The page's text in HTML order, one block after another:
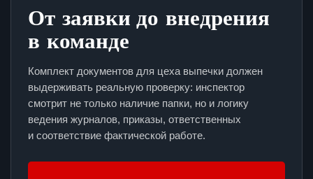
От заявки до внедрения
в команде
Комплект документов для цеха выпечки должен
выдерживать реальную проверку: инспектор
смотрит не только наличие папки, но и логику
ведения журналов, приказы, ответственных
и соответствие фактической работе.